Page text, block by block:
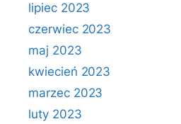
lipiec 2023
czerwiec 2023
maj 2023
kwiecień 2023
marzec 2023
luty 2023